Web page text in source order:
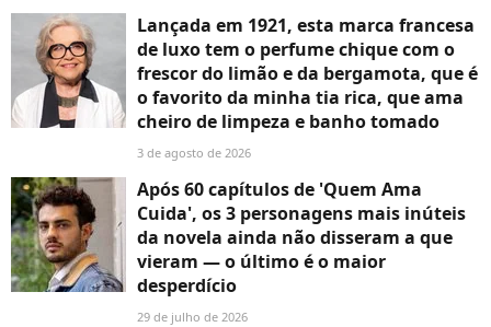
Lançada em 1921, esta marca francesa
de luxo tem o perfume chique com o
frescor do limão e da bergamota, que é
o favorito da minha tia rica, que ama
cheiro de limpeza e banho tomado
3 de agosto de 2026
Após 60 capítulos de 'Quem Ama
Cuida', os 3 personagens mais inúteis
da novela ainda não disseram a que
vieram — o último é o maior
desperdício
29 de julho de 2026